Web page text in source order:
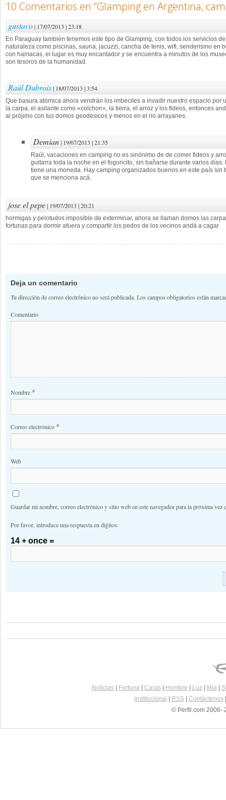
10 Comentarios en “Glamping en Argentina,
gustavo| 17/07/2013 | 23:18
En Paraguay también tenemos este tipo de Glamping, con todos los servicios
naturaleza como piscinas, sauna, jacuzzi, cancha de tenis, wifi, senderismo en
con hamacas, el lugar es muy encantador y se encuentra a minutos de los
son tesoros de la humanidad.
Raúl Dubrois| 18/07/2013 | 3:54
Que basura atómica ahora vendrán los imbéciles a invadir nuestro espacio por
la carpa, el asilante como «colchon», la tierra, el arroz y los fideos, entonces
al prójimo con tus domos geodesicos y menos en el rio arrayanes.
Demian| 19/07/2013 | 21:35
Raúl, vacaciones en camping no es sinónimo de de comer fideos y
guitarra toda la noche en el fogoncito, sin bañarse durante varios
tiene una moneda. Hay camping organizados buenos en este país
que se menciona acá.
jose el pepe| 19/07/2013 | 20:21
hormigas y pelotudos imposible de exterminar, ahora se llaman domos las
fortunas para dormir afuera y compartir los pedos de los vecinos andá a cagar
Deja un comentario
Tu dirección de correo electrónico no será publicada. Los campos obligatorios están
Comentario
Nombre *
Correo electrónico *
Web
Guardar mi nombre, correo electrónico y sitio web en este navegador para la próxima vez
Por favor, introduce una respuesta en dígitos:
14 + once =
Noticias| Fortuna| Caras| Hombre Luz| Mía|
Institucional
RSS| Contáctenos
© Perfil.com 2006-